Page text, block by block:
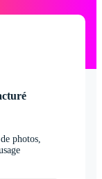
photos,